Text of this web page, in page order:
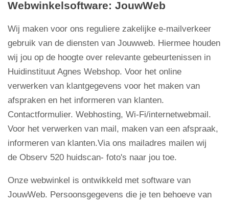
Webwinkelsoftware: JouwWeb
Wij maken voor ons reguliere zakelijke e-mailverkeer
gebruik van de diensten van Jouwweb. Hiermee houden
wij jou op de hoogte over relevante gebeurtenissen in
Huidinstituut Agnes Webshop. Voor het online
verwerken van klantgegevens voor het maken van
afspraken en het informeren van klanten.
Contactformulier. Webhosting, Wi-Fi/internetwebmail.
Voor het verwerken van mail, maken van een afspraak,
informeren van klanten.Via ons mailadres mailen wij
de Observ 520 huidscan- foto's naar jou toe.
Onze webwinkel is ontwikkeld met software van
JouwWeb. Persoonsgegevens die je ten behoeve van